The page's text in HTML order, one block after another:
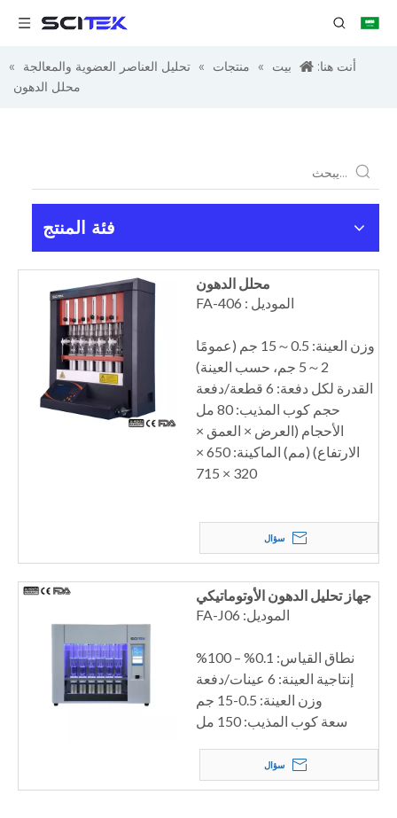
أنت هنا: بيت » منتجات » تحليل العناصر العضوية والمعالجة
»
محلل الدهون
فئة المنتج
محلل الدهون
الموديل : FA-406
وزن العينة: 0.5～15 جم (عمومًا
2～5 جم، حسب العينة)
القدرة لكل دفعة: 6 قطعة/دفعة
حجم كوب المذيب: 80 مل
الأحجام (العرض × العمق ×
الارتفاع) (مم) الماكينة: 650 ×
320 × 715
سؤال
جهاز تحليل الدهون الأوتوماتيكي
الموديل: FA-J06
نطاق القياس: 0.1% – 100%
إنتاجية العينة: 6 عينات/دفعة
وزن العينة: 0.5-15 جم
سعة كوب المذيب: 150 مل
سؤال